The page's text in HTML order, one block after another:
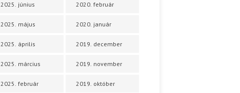
2025. június
2025. május
2025. április
2025. március
2025. február
2020. február
2020. január
2019. december
2019. november
2019. október